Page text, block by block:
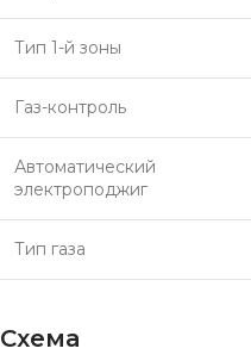
Тип 1-й зоны
Газ-контроль
Автоматический
электроподжиг
Тип газа
Схема